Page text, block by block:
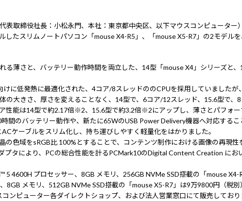
表取締役社長：小松永門、本社：東京都中央区、以下マウスコンピューター
したスリムノートパソコン「mouse X4-R5」、「mouse X5-R7」の2モデル
薄さと、バッテリー動作時間を両立した、14型「mouse X4」シリーズと
に低発熱に最適化された、4コア/8スレッドののCPUを採用していましたが
の大きさ、厚さを変えることなく、14型で、6コア/12スレッド、15.6型で、
性能は14型で約2.17倍※2、15.6型で約3.2倍※2にアップし、薄さとパフォー
間のバッテリー動作や、新たに65WのUSB Power Delivery機器へ対応する
ケーブルをスリム化し、持ち運びしやすく軽量化をはかりました。
の色域をsRGB比 100%とすることで、コンテンツ制作における画像の再現
プタにより、PCの総合性能を計るPCMark10のDigital Content Creation に
4600H プロセッサー、8GB メモリ、256GB NVMe SSD搭載の「mouse X4-
8GB メモリ、512GB NVMe SSD搭載の「mouse X5-R7」は9万9800円（税
ンピューター各ダイレクトショップ、および法人営業窓口にて販売しており